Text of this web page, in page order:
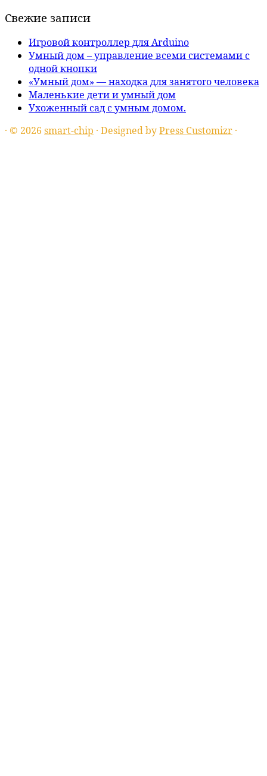
Свежие записи
Игровой контроллер для Arduino
Умный дом – управление всеми системами с
одной кнопки
«Умный дом» — находка для занятого человека
Маленькие дети и умный дом
Ухоженный сад с умным домом.
· © 2026 smart-chip · Designed byPress Customizr ·